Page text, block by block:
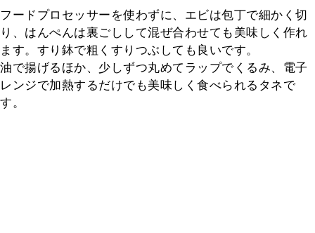
フードプロセッサーを使わずに、エビは包丁で細かく切
り、はんぺんは裏ごしして混ぜ合わせても美味しく作れ
ます。すり鉢で粗くすりつぶしても良いです。
油で揚げるほか、少しずつ丸めてラップでくるみ、電子
レンジで加熱するだけでも美味しく食べられるタネで
す。